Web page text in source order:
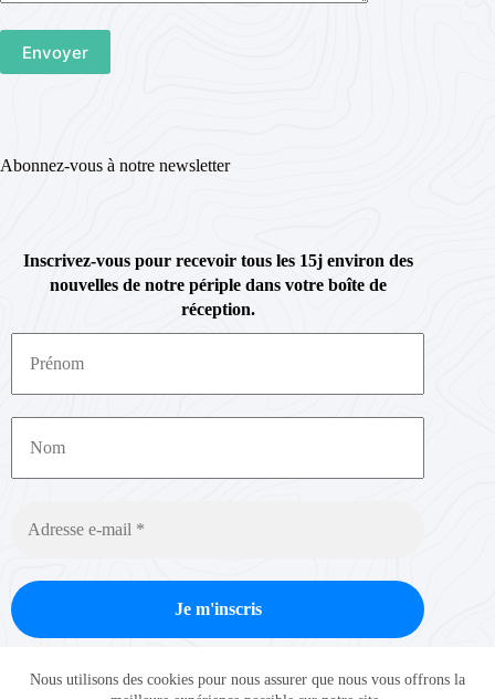
Nous utilisons des cookies pour nous assurer que nous vous offrons la
Abonnez-vous à notre newsletter
Inscrivez-vous pour recevoir tous les 15j environ des
nouvelles de notre périple dans votre boîte de
réception.
Nous ne spammons pas ! Consultez notre